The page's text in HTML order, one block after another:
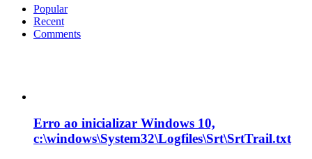
Popular
Recent
Comments
Erro ao inicializar Windows 10,
c:\windows\System32\Logfiles\Srt\SrtTrail.txt